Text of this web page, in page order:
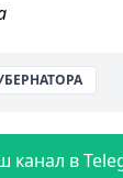
канал в